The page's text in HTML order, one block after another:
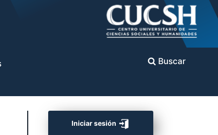
Buscar
Iniciar sesión